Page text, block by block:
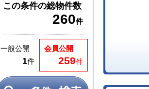
この条件の総物件数
260件
会員公開
259件
一般公開
1件